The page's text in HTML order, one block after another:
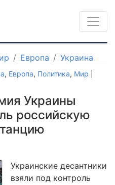
Европа Украина
, Европа, Политика, Мир
Украины
российскую
Украинские десантники
взяли под контроль